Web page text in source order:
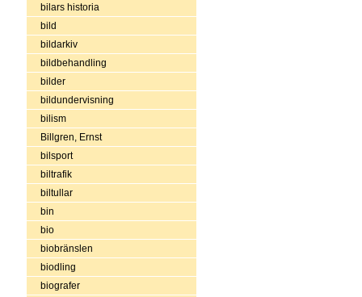
bilars historia
bild
bildarkiv
bildbehandling
bilder
bildundervisning
bilism
Billgren, Ernst
bilsport
biltrafik
biltullar
bin
bio
biobränslen
biodling
biografer